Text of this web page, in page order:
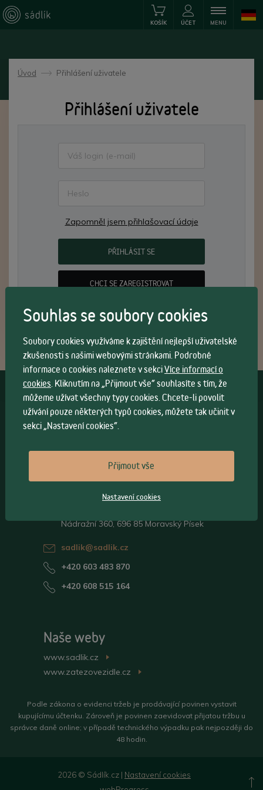
KOŠÍK ÚČET MENU
Úvod
->
Přihlášení uživatele
Přihlášení uživatele
Zapomněl jsem přihlašovací údaje
PŘIHLÁSIT SE
CHCI SE ZAREGISTROVAT
Vše o nákupu
Všeobecné obchodnípodmínky
Možnosti osobníhoodběru
>
Nádražní 360, 696 85 Moravský Písek
sadlik@sadlik.cz
+420 603 483 870
+420 608 515 164
Naše weby
www.sadlik.cz
www.zatezovezidle.cz
Podle zákona o evidenci tržeb je prodávající povinen vystavit
kupujícímu účtenku. Zároveň je povinen zaevidovat přijatou tržbu u
správce daně online; v případě technického výpadku pak nejpozději do
48 hodin.
2026 © Sádlík.cz | Nastavení cookies
Souhlas se soubory cookies
Soubory cookies využíváme k zajištění nejlepší uživatelské
zkušenosti s našimi webovými stránkami. Podrobné
informace o cookies naleznete v sekciVíce informací o
cookies. Kliknutím na „Přijmout vše“ souhlasíte s tím, že
můžeme užívat všechny typy cookies. Chcete-li povolit
užívání pouze některých typů cookies, můžete tak učinit v
sekci „Nastavení cookies“.
Přijmout vše
Nastavení cookies